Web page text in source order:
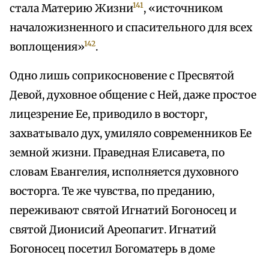
стала Материю Жизни141, «источником
началожизненного и спасительного для всех
воплощения»142.
Одно лишь соприкосновение с Пресвятой
Девой, духовное общение с Ней, даже простое
лицезрение Ее, приводило в восторг,
захватывало дух, умиляло современников Ее
земной жизни. Праведная Елисавета, по
словам Евангелия, исполняется духовного
восторга. Те же чувства, по преданию,
переживают святой Игнатий Богоносец и
святой Дионисий Ареопагит. Игнатий
Богоносец посетил Богоматерь в доме